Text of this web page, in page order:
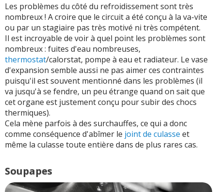
Les problèmes du côté du refroidissement sont très
nombreux ! A croire que le circuit a été conçu à la va-vite
ou par un stagiaire pas très motivé ni très compétent.
Il est incroyable de voir à quel point les problèmes sont
nombreux : fuites d'eau nombreuses,
thermostat/calorstat, pompe à eau et radiateur. Le vase
d'expansion semble aussi ne pas aimer ces contraintes
puisqu'il est souvent mentionné dans les problèmes (il
va jusqu'à se fendre, un peu étrange quand on sait que
cet organe est justement conçu pour subir des chocs
thermiques).
Cela mène parfois à des surchauffes, ce qui a donc
comme conséquence d'abîmer le joint de culasse et
même la culasse toute entière dans de plus rares cas.
Soupapes